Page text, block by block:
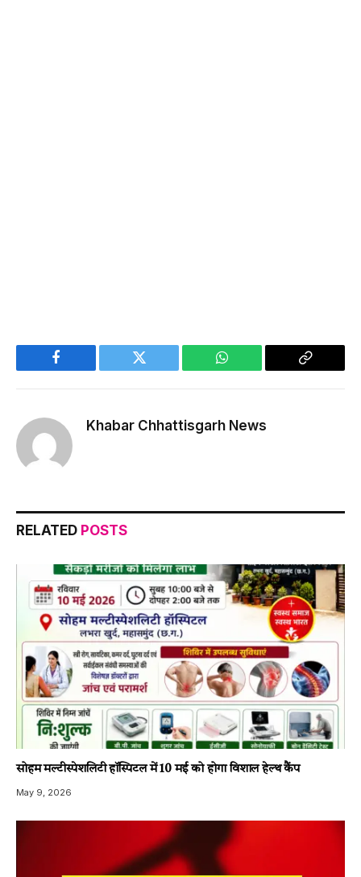
Facebook Twitter WhatsApp
Copy
Khabar Chhattisgarh News
RELATED POSTS
सोहम मल्टीस्पेशलिटी हॉस्पिटल में 10 मई को होगा विशाल हेल्थ कैंप
May 9, 2026